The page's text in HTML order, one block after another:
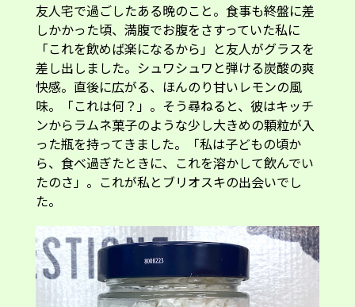
友人宅で過ごしたある晩のこと。食事も終盤に差
しかかった頃、満腹でお腹をさすっていた私に
「これを飲めば楽になるから」と友人がグラスを
差し出しました。シュワシュワと弾ける炭酸の爽
快感。直後に広がる、ほんのり甘いレモンの風
味。「これは何？」。そう尋ねると、彼はキッチ
ンからラムネ菓子のような少し大きめの顆粒が入
った瓶を持ってきました。「私は子どもの頃か
ら、食べ過ぎたときに、これを溶かして飲んでい
たのさ」。これが私とブリオスキの出会いでし
た。